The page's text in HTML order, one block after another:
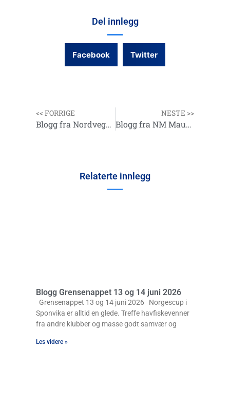
Del innlegg
Facebook Twitter
<< FORRIGE
Blogg fra Nordvegen & Karmøy Havfiskefestival 2025
NESTE >>
Blogg fra NM Mausundvær 17-19.07.2025
Relaterte innlegg
Blogg Grensenappet 13 og 14 juni 2026
Grensenappet 13 og 14 juni 2026 Norgescup i
Sponvika er alltid en glede. Treffe havfiskevenner
fra andre klubber og masse godt samvær og
Les videre »